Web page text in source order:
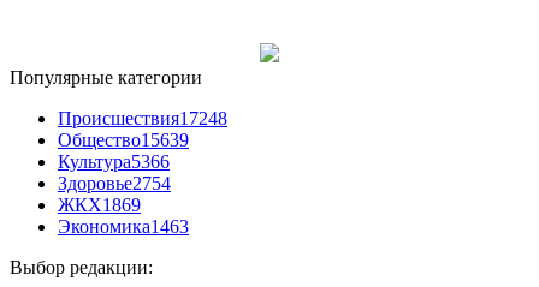
Популярные категории
Происшествия17248
Общество15639
Культура5366
Здоровье2754
ЖКХ1869
Экономика1463
Выбор редакции: